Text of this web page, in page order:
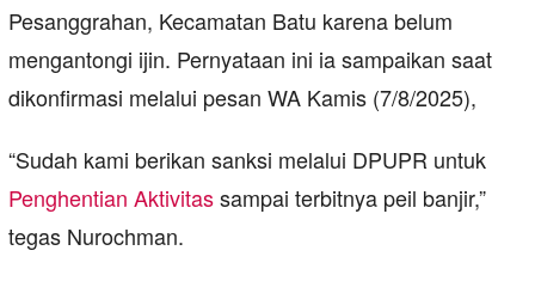
Pesanggrahan, Kecamatan Batu karena belum
mengantongi ijin. Pernyataan ini ia sampaikan saat
dikonfirmasi melalui pesan WA Kamis (7/8/2025),
“Sudah kami berikan sanksi melalui DPUPR untuk
Penghentian Aktivitassampai terbitnya peil banjir,”
tegas Nurochman.